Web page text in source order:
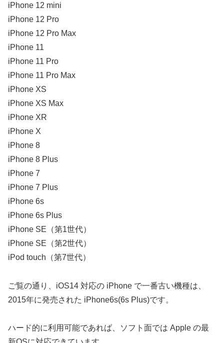
iPhone 12 mini
iPhone 12 Pro
iPhone 12 Pro Max
iPhone 11
iPhone 11 Pro
iPhone 11 Pro Max
iPhone XS
iPhone XS Max
iPhone XR
iPhone X
iPhone 8
iPhone 8 Plus
iPhone 7
iPhone 7 Plus
iPhone 6s
iPhone 6s Plus
iPhone SE（第1世代）
iPhone SE（第2世代）
iPod touch（第7世代）
ご覧の通り、iOS14 対応の iPhone で一番古い機種は、
2015年に発売された iPhone6s(6s Plus)です。
ハード的に利用可能であれば、ソフト面では Apple の最